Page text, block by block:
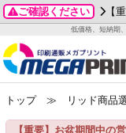
ご確認ください 【
低価格、短納期
グッズ
ステッカー
お客様へ
いて
刷
カード印刷
成前に
ガイド
ード印刷
名刺印刷
一覧
わせ
2026年 8月
月
火 水 木
3
4 5 6
トップ≫ リッド商品
【重要】お盆期間中の